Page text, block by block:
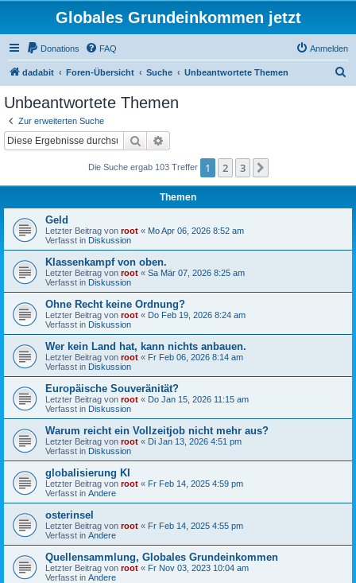
Globales Grundeinkommen jetzt
Donations FAQ Anmelden
dadabit Foren-Übersicht Suche Unbeantwortete Themen
Unbeantwortete Themen
Zur erweiterten Suche
Suche
Die Suche ergab 103 Treffer 1 2 3
Themen
Geld
Letzter Beitrag von root « Mo Apr 06, 2026 8:52 am
Verfasst in Diskussion
Klassenkampf von oben.
Letzter Beitrag von root « Sa Mär 07, 2026 8:25 am
Verfasst in Diskussion
Ohne Recht keine Ordnung?
Letzter Beitrag von root « Do Feb 19, 2026 8:24 am
Verfasst in Diskussion
Wer kein Land hat, kann nichts anbauen.
Letzter Beitrag von root « Fr Feb 06, 2026 8:14 am
Verfasst in Diskussion
Europäische Souveränität?
Letzter Beitrag von root « Do Jan 15, 2026 11:15 am
Verfasst in Diskussion
Warum reicht ein Vollzeitjob nicht mehr aus?
Letzter Beitrag von root « Di Jan 13, 2026 4:51 pm
Verfasst in Diskussion
globalisierung KI
Letzter Beitrag von root « Fr Feb 14, 2025 4:59 pm
Verfasst in Andere
osterinsel
Letzter Beitrag von root « Fr Feb 14, 2025 4:55 pm
Verfasst in Andere
Quellensammlung, Globales Grundeinkommen
Letzter Beitrag von root « Fr Nov 03, 2023 10:04 am
Verfasst in Andere